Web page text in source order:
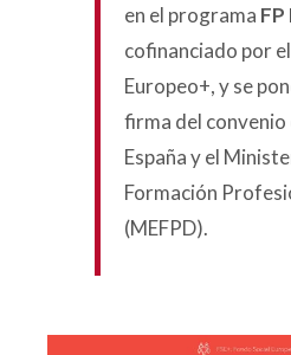
en el programa FP
cofinanciado por
Europeo+, y se
firma del
España y el
Formación
(MEFPD).